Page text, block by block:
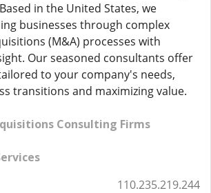
in the United States, we
businesses through complex
(M&A) processes with
Our seasoned consultants offer
to your company's needs,
transitions and maximizing value.
Consulting Firms
110.235.219.244